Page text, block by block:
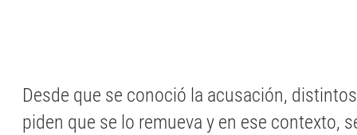
Desde que se conoció la acusación,
piden que se lo remueva y en ese contexto,